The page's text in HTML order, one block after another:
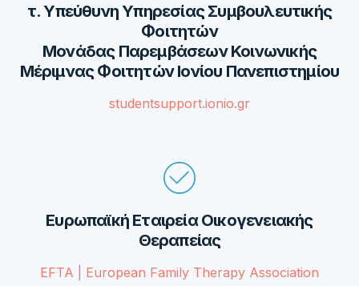
τ. Υπεύθυνη Υπηρεσίας Συμβουλευτικής
Φοιτητών
Μονάδας Παρεμβάσεων Κοινωνικής
Μέριμνας Φοιτητών Ιονίου Πανεπιστημίου
studentsupport.ionio.gr
Ευρωπαϊκή Εταιρεία Οικογενειακής
Θεραπείας
EFTA | European Family Therapy Association